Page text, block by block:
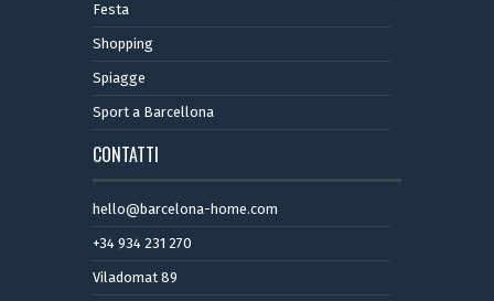
Festa
Shopping
Spiagge
Sport a Barcellona
CONTATTI
hello@barcelona-home.com
+34 934 231 270
Viladomat 89